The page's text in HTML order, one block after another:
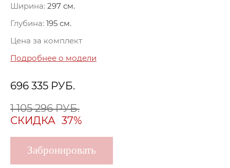
Ширина: 297 см.
Глубина: 195 см.
Цена за комплект
Подробнее о модели
696 335 РУБ.
1 105 296 РУБ.
СКИДКА 37%
Забронировать